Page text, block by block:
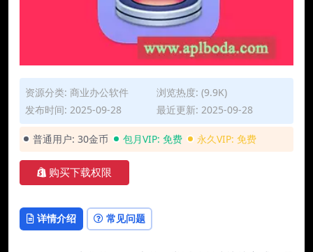
资源分类: 商业办公软件
浏览热度: (9.9K)
发布时间: 2025-09-28
最近更新: 2025-09-28
普通用户: 30金币 包月VIP: 免费 永久VIP: 免费
购买下载权限
详情介绍 常见问题